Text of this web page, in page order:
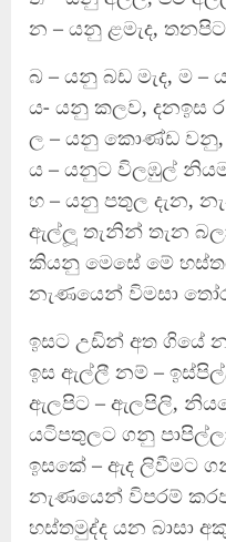
න – යනු ළමැද,
බ – යනු බඩ මැද, ම
ය- යනු කලව, දනඉස
ල – යනු කොණ්ඩ වනු,
ය – යනුට විලඹුල්
හ – යනු පතුල දැන,
ඇල්ලූ තැනින් තැන
කියනු මෙසේ මේ
නැණයෙන් විමසා
ඉසට උඩින් අත ගියේ
ඉස ඇල්ලී නම් –
ඇලපිට – ඇලපිලි,
යටිපතුලට ගනු
ඉසකේ – ඇද ලිවීමට
නැණයෙන් විපරම්
හස්තමුද්ද යන බාසා